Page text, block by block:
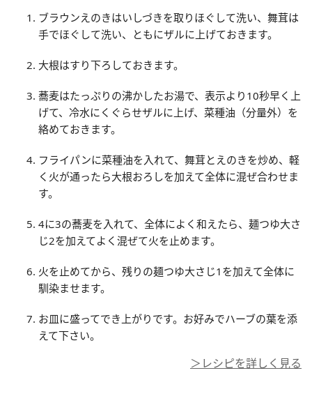
ブラウンえのきはいしづきを取りほぐして洗い、舞茸は
手でほぐして洗い、ともにザルに上げておきます。
大根はすり下ろしておきます。
蕎麦はたっぷりの沸かしたお湯で、表示より10秒早く上
げて、冷水にくぐらせザルに上げ、菜種油（分量外）を
絡めておきます。
フライパンに菜種油を入れて、舞茸とえのきを炒め、軽
く火が通ったら大根おろしを加えて全体に混ぜ合わせま
す。
4に3の蕎麦を入れて、全体によく和えたら、麺つゆ大さ
じ2を加えてよく混ぜて火を止めます。
火を止めてから、残りの麺つゆ大さじ1を加えて全体に
馴染ませます。
お皿に盛ってでき上がりです。お好みでハーブの葉を添
えて下さい。
＞レシピを詳しく見る